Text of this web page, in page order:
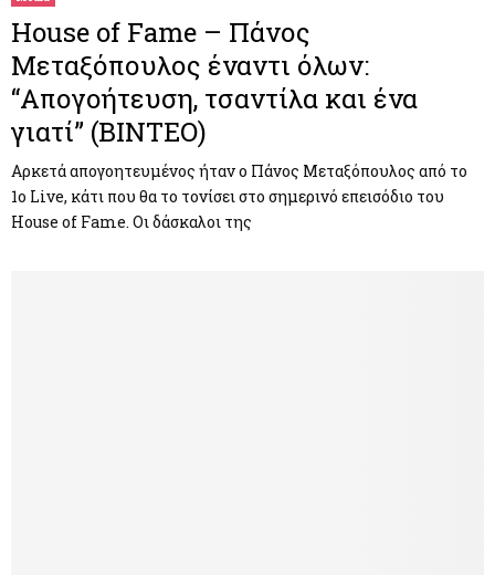
House of Fame – Πάνος
Μεταξόπουλος έναντι όλων:
“Απογοήτευση, τσαντίλα και ένα
γιατί” (ΒΙΝΤΕΟ)
Αρκετά απογοητευμένος ήταν ο Πάνος Μεταξόπουλος από το
1ο Live, κάτι που θα το τονίσει στο σημερινό επεισόδιο του
House of Fame. Οι δάσκαλοι της